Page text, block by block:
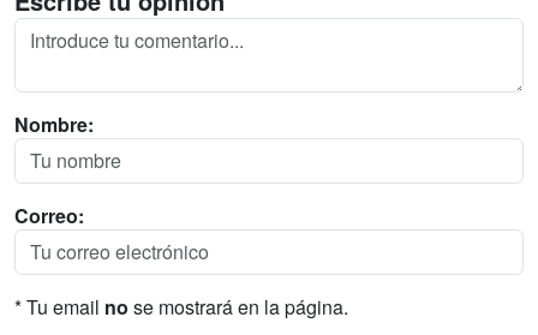
Nombre:
Correo:
* Tu email no se mostrará en la página.